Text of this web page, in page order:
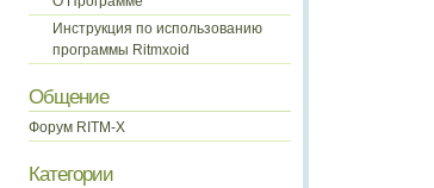
Инструкция по использованию
программы Ritmxoid
Общение
Форум RITM-X
Категории